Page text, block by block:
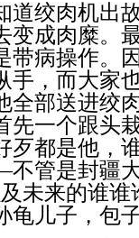
道绞肉机出
变成肉糜。
带病操作。
手，而大家
部送进绞
先一个跟头
歹都是他，
管是封疆
未来的谁
龟儿子，包